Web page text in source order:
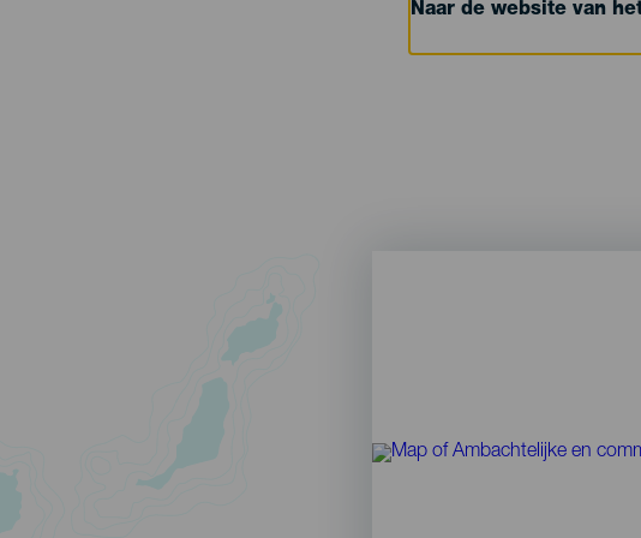
Naar de website van